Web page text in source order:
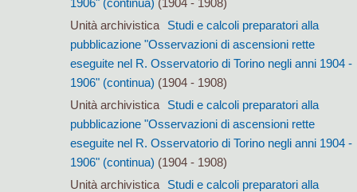
1906" (continua) (1904 - 1908)
Unità archivistica
Studi e calcoli preparatori alla
pubblicazione "Osservazioni di ascensioni rette
eseguite nel R. Osservatorio di Torino negli anni 1904 -
1906" (continua) (1904 - 1908)
Unità archivistica
Studi e calcoli preparatori alla
pubblicazione "Osservazioni di ascensioni rette
eseguite nel R. Osservatorio di Torino negli anni 1904 -
1906" (continua) (1904 - 1908)
Unità archivistica
Studi e calcoli preparatori alla